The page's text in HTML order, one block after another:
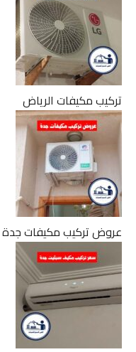
تركيب مكيفات الرياض
عروض تركيب مكيفات جدة